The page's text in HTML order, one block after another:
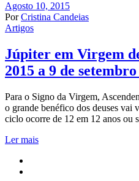
Agosto 10, 2015
Por Cristina Candeias
Artigos
Júpiter em Virgem
2015 a 9 de
Para o Signo da Virgem,
o grande benéfico dos deuses vai
ciclo ocorre de 12 em 12 anos ou
Ler mais